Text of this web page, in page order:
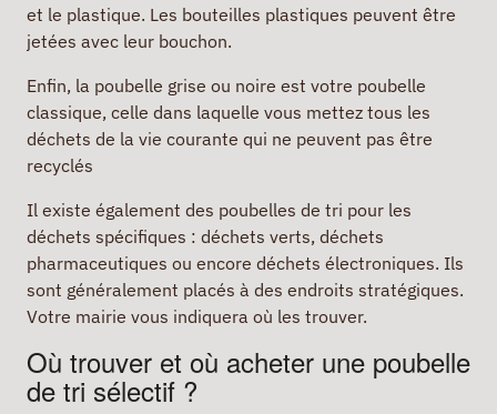
et le plastique. Les bouteilles plastiques peuvent être
jetées avec leur bouchon.
Enfin, la poubelle grise ou noire est votre poubelle
classique, celle dans laquelle vous mettez tous les
déchets de la vie courante qui ne peuvent pas être
recyclés
Il existe également des poubelles de tri pour les
déchets spécifiques : déchets verts, déchets
pharmaceutiques ou encore déchets électroniques. Ils
sont généralement placés à des endroits stratégiques.
Votre mairie vous indiquera où les trouver.
Où trouver et où acheter une poubelle
de tri sélectif ?